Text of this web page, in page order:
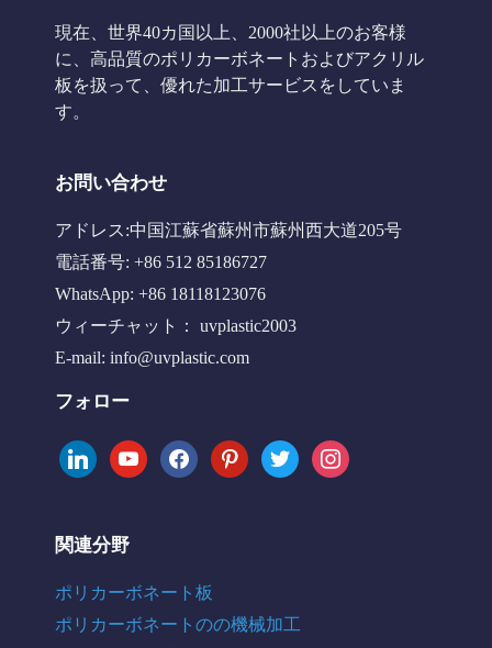
現在、世界40カ国以上、2000社以上のお客様
に、高品質のポリカーボネートおよびアクリル
板を扱って、優れた加工サービスをしていま
す。
お問い合わせ
アドレス:中国江蘇省蘇州市蘇州西大道205号
電話番号: +86 512 85186727
WhatsApp: +86 18118123076
ウィーチャット： uvplastic2003
E-mail: info@uvplastic.com
フォロー
linkedinyoutubefacebookpinteresttwitter instagram
関連分野
ポリカーボネート板
ポリカーボネートのの機械加工